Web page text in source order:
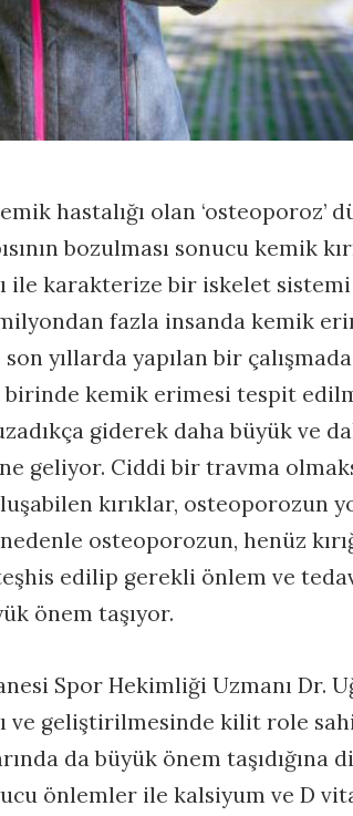
hastalığı olan ‘osteoporoz’
bozulması sonucu kemik
ile karakterize bir iskelet
fazla insanda kemik
yıllarda yapılan bir çalışmada
kemik erimesi tespit
giderek daha büyük ve
geliyor. Ciddi bir travma
kırıklar, osteoporozun
osteoporozun, henüz
edilip gerekli önlem ve
önem taşıyor.
Spor Hekimliği Uzmanı Dr.
ve geliştirilmesinde kilit role
da büyük önem taşıdığına
önlemler ile kalsiyum ve D